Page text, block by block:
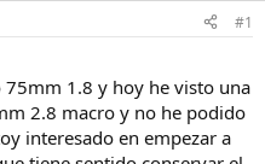
#1
75mm 1.8 y hoy he visto una
2.8 macro y no he podido
interesado en empezar a